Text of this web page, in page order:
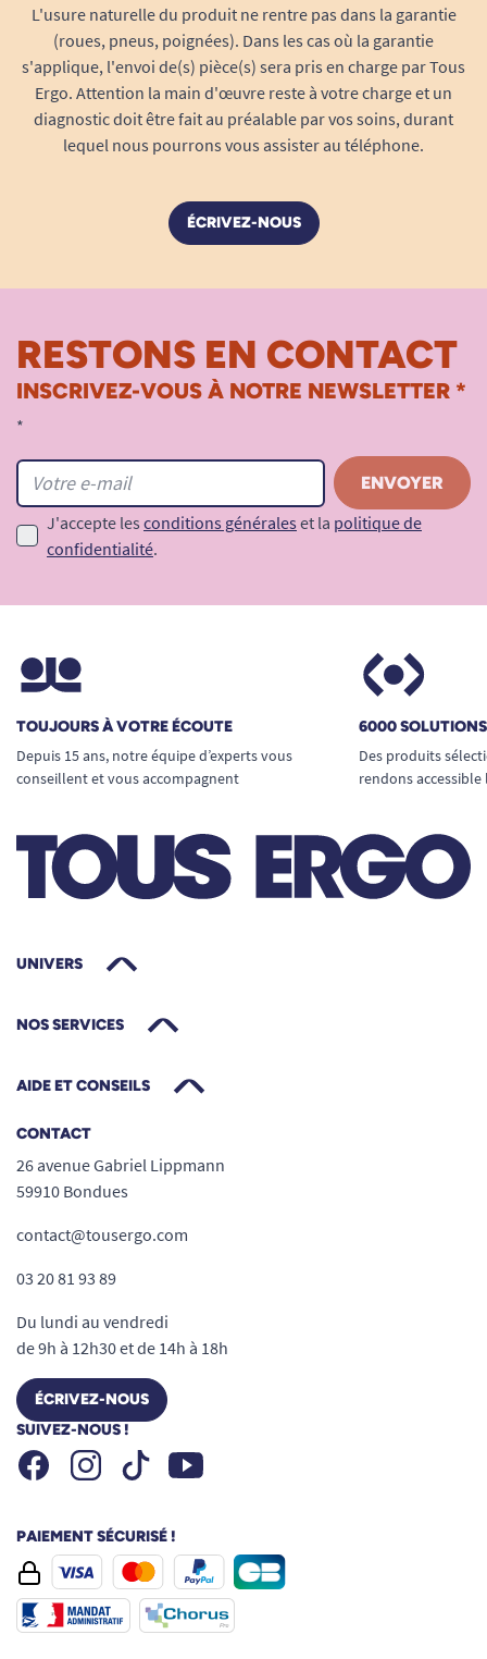
L'usure naturelle du produit ne rentre pas dans la garantie
(roues, pneus, poignées). Dans les cas où la garantie
s'applique, l'envoi de(s) pièce(s) sera pris en charge par Tous
Ergo. Attention la main d'œuvre reste à votre charge et un
diagnostic doit être fait au préalable par vos soins, durant
lequel nous pourrons vous assister au téléphone.
ÉCRIVEZ-NOUS
RESTONS EN CONTACT
INSCRIVEZ-VOUS À NOTRE NEWSLETTER *
*
J'accepte les conditions générales et la politique de
confidentialité.
TOUJOURS À VOTRE ÉCOUTE
Depuis 15 ans, notre équipe d’experts vous
conseillent et vous accompagnent
6000
Des produits
rendons
UNIVERS
NOS SERVICES
AIDE ET CONSEILS
CONTACT
26 avenue Gabriel Lippmann
59910 Bondues
contact@tousergo.com
03 20 81 93 89
Du lundi au vendredi
de 9h à 12h30 et de 14h à 18h
ÉCRIVEZ-NOUS
SUIVEZ-NOUS !
FacebookInstagramTiktok Youtube
PAIEMENT SÉCURISÉ !